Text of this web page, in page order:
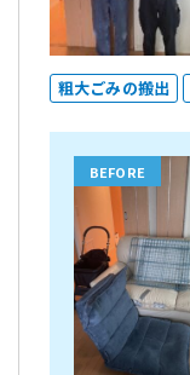
粗大ごみの搬出
BEFORE